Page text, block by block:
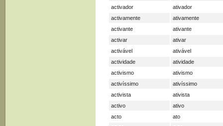
activador
ativador
activamente
ativamente
activante
ativante
activar
ativar
activável
ativável
actividade
atividade
activismo
ativismo
activíssimo
ativíssimo
activista
ativista
activo
ativo
acto
ato